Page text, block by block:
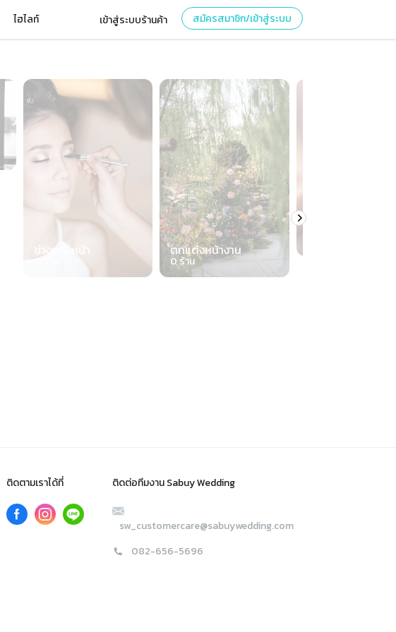
ไฮไลท์ เข้าสู่ระบบร้านค้า สมัครสมาชิก/เข้าสู่ระบบ
ช่างแต่งหน้า
0
ตกแต่งหน้างาน
0ร้าน
ติดตามเราได้ที่ ติดต่อทีมงาน Sabuy Wedding
sw_customercare@sabuywedding.com
082-656-5696